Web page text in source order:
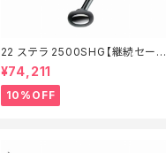
22 ステラ 2500SHG【継続セール
_リール】【10】
¥74,211
10%OFF